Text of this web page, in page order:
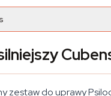
zestaw do uprawy